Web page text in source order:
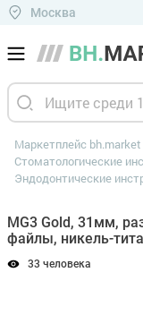
Москва
Маркетплейс bh.market
Стоматологические
Эндодонтические
MG3 Gold, 31мм,
файлы, никель-
33 человека